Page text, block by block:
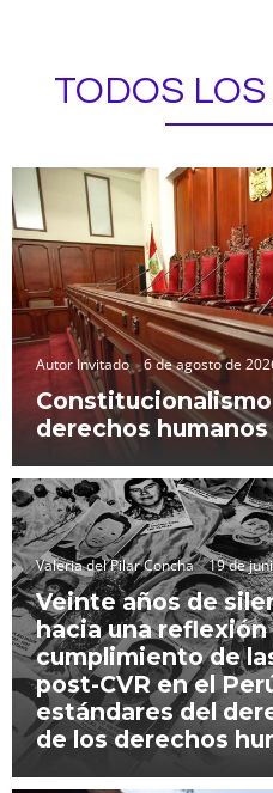
TODOS
Autor Invitado 6 de agosto de
derechos
Valeria del Pilar Concha 19 de
Veinte años de
hacia una
cumplimiento de
post-CVR en el
estándares del
de los derechos